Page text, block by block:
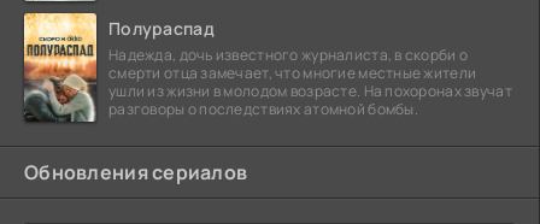
Полураспад
Надежда, дочь известного журналиста, в скорби о
смерти отца замечает, что многие местные жители
ушли из жизни в молодом возрасте. На похоронах звучат
разговоры о последствиях атомной бомбы.
Обновления сериалов